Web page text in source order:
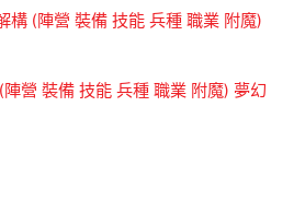
構 (陣營 裝備 技能 兵種 職業 附魔)
營 裝備 技能 兵種 職業 附魔) 夢幻